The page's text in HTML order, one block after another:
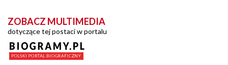
ZOBACZ MULTIMEDIA
dotyczące tej postaci w portalu